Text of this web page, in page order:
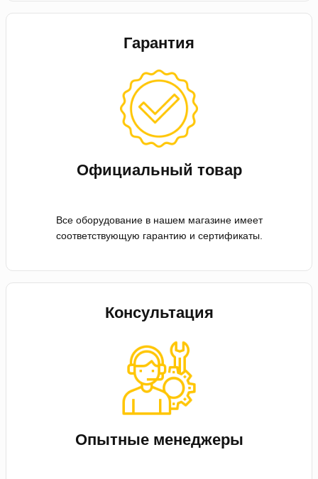
Гарантия
Официальный товар
Все оборудование в нашем магазине имеет
соответствующую гарантию и сертификаты.
Консультация
Опытные менеджеры